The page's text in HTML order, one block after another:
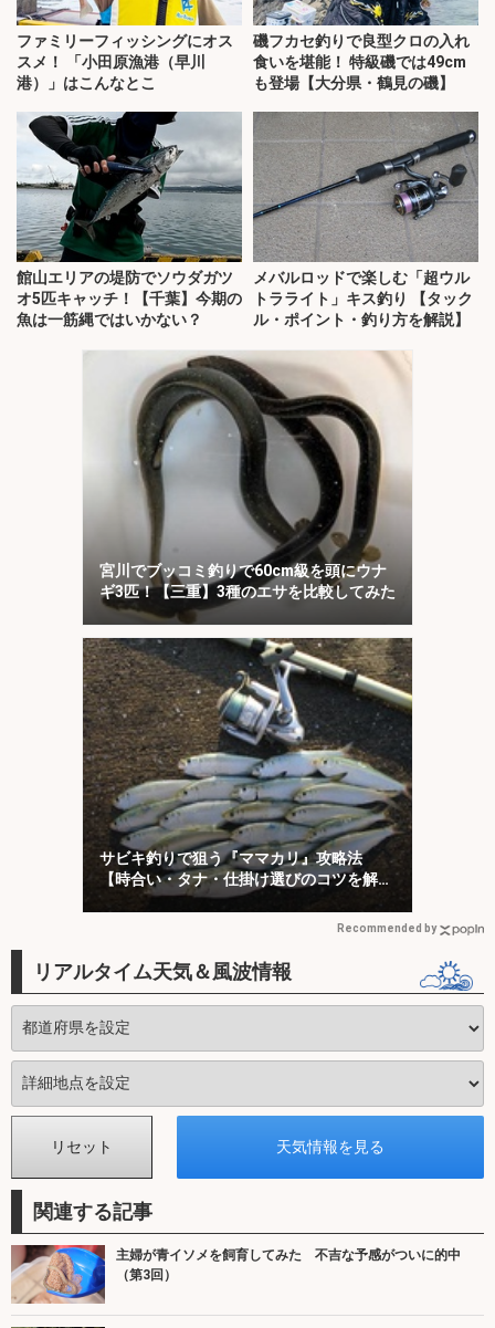
ファミリーフィッシングにオス
スメ！ 「小田原漁港（早川
港）」はこんなとこ
磯フカセ釣りで良型クロの入れ
食いを堪能！ 特級磯では49cm
も登場【大分県・鶴見の磯】
館山エリアの堤防でソウダガツ
オ5匹キャッチ！【千葉】今期の
魚は一筋縄ではいかない？
メバルロッドで楽しむ「超ウル
トラライト」キス釣り 【タック
ル・ポイント・釣り方を解説】
宮川でブッコミ釣りで60cm級を頭にウナ
ギ3匹！【三重】3種のエサを比較してみた
サビキ釣りで狙う『ママカリ』攻略法
【時合い・タナ・仕掛け選びのコツを解
説】
Recommended by
リアルタイム天気＆風波情報
関連する記事
主婦が青イソメを飼育してみた 不吉な予感がついに的中
（第3回）